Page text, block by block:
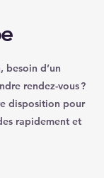
besoin d’un
rendez-vous ?
disposition pour
rapidement et